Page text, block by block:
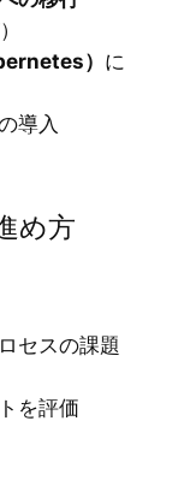
） に
導入
め方
セスの課題
を評価